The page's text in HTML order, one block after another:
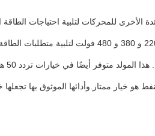
للمحركات لتلبية احتياجات
ميزة مهمة أخرى لمولد حقل النفط هي خيارات الجهد. يمكن
خيار ممتاز.وأدائها الموثوق بها